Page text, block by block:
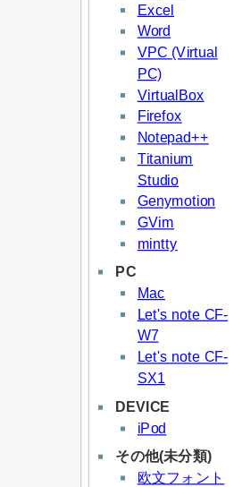
Excel
Word
VPC (Virtual
PC)
VirtualBox
Firefox
Notepad++
Titanium
Studio
Genymotion
GVim
mintty
PC
Mac
Let's note CF-
W7
Let's note CF-
SX1
DEVICE
iPod
その他(未分類)
欧文フォント